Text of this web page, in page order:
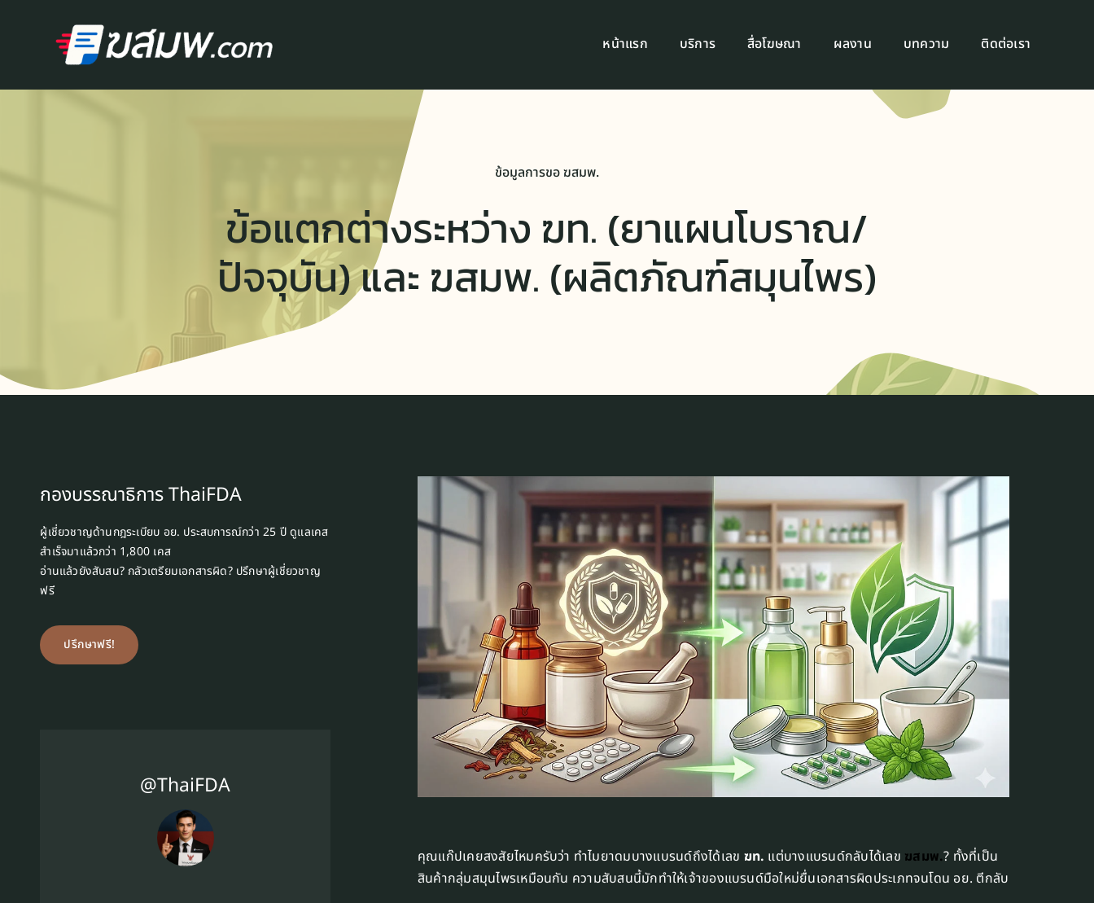
หน้าแรก บริการ สื่อโฆษณา ผลงาน บทความ ติดต่อเรา
ข้อมูลการขอ ฆสมพ.
ข้อแตกต่างระหว่าง ฆท. (ยาแผนโบราณ/
ปัจจุบัน) และ ฆสมพ. (ผลิตภัณฑ์สมุนไพร)
กองบรรณาธิการ ThaiFDA
ผู้เชี่ยวชาญด้านกฎระเบียบ อย. ประสบการณ์กว่า 25 ปี ดูแลเคส
สำเร็จมาแล้วกว่า 1,800 เคส
อ่านแล้วยังสับสน? กลัวเตรียมเอกสารผิด? ปรึกษาผู้เชี่ยวชาญ
ฟรี
ปรึกษาฟรี!
@ThaiFDA
คุณแก๊ปเคยสงสัยไหมครับว่า ทำไมยาดมบางแบรนด์ถึงได้เลข ฆท. แต่บางแบรนด์กลับได้เลข ฆสมพ.? ทั้งที่เป็น
สินค้ากลุ่มสมุนไพรเหมือนกัน ความสับสนนี้มักทำให้เจ้าของแบรนด์มือใหม่ยื่นเอกสารผิดประเภทจนโดน อย. ตีกลับ